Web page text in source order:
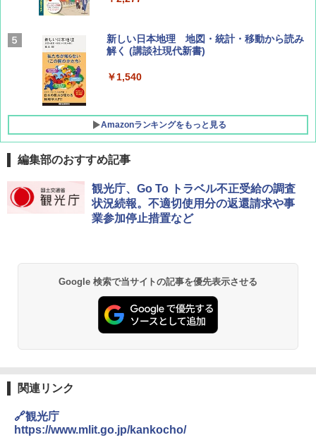
AIRLINE（エアライン）2026年9月号【特
集】ボーイング110周年を祝して！
￥1,760
新しい日本地理 地図・統計・移動から読み
解く (講談社現代新書)
￥1,540
Amazonランキングをもっと見る
[キャンパーズコレクション 山善] ポップアッ
プテント 傘みたいに広げて畳める パッとサ
ッとサンシェード キューブ フルクローズ メ
ッシュ 簡単設置 ワンタッチテント キャンプ
PYKES PEAK (パイクスピーク) 着替えテン
ト プライバシー テント 【中が透けない】 1
人用 折りたたみ 防災グッズ 災害用トイレ ビ
ーチ ピクニック ポップアップテント 携帯 簡
テント ワンタッチ RENEW 幅200 2-3人用 43
500002(88859)
DEWEL パラソル 大型 ビーチ アウトドアパ
ラソル ガーデン サイトシート付 折りたたみ
防水 UVカット 4段階高さ調整 軽量 収納袋付
き
熊撃退スプレー 熊よけスプレー 熊スプレー
【日本企業販売】超強力クマ対策スプレー 30
0ml（連続噴射30秒）110ml（連続噴射15
秒）射程5～10m 安全ロック搭載 携帯収納袋
付き ヒグマ・イノシシ対策 自治体・教育機
GRANDOOR ステンレス保冷剤 2個セット 2
編集部のおすすめ記事
観光庁、Go To トラベル不正受給の調査
状況続報。不適切使用分の返還請求や事
業参加停止措置など
Google 検索で当サイトの記事を優先表示させる
関連リンク
🔗観光庁
https://www.mlit.go.jp/kankocho/